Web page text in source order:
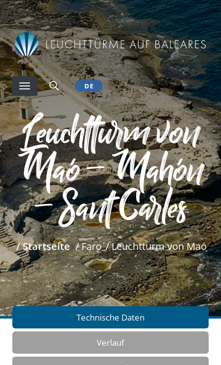
Direkt
zum
Inhalt
DE
Leuchtturm von
Maó – Mahón
– Sant Carles
/ Startseite / Faro / Leuchtturm von Maó
Technische Daten
Verlauf